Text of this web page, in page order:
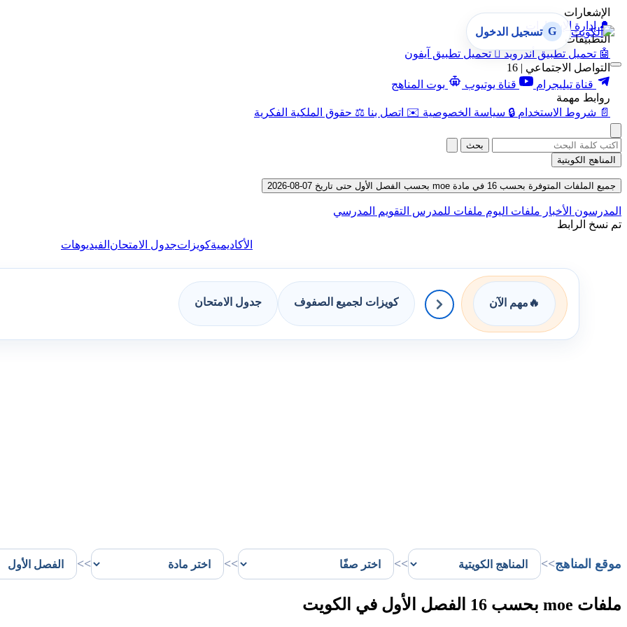
الإشعارات
🔔 إدارة الإشعارات
التطبيقات
🤖 تحميل تطبيق أندرويد  تحميل تطبيق آيفون
التواصل الاجتماعي | 16
قناة تيليجرام
قناة يوتيوب
بوت المناهج
روابط مهمة
📄 شروط الاستخدام 🔒 سياسة الخصوصية ✉️ اتصل بنا ⚖️ حقوق الملكية الفكرية
G تسجيل الدخول
بحث
المناهج الكويتية
جميع الملفات المتوفرة بحسب 16 في مادة moe بحسب الفصل الأول حتى تاريخ 07-08-2026
المدرسون الأخبار ملفات اليوم ملفات للمدرس التقويم المدرسي
تم نسخ الرابط
الأكاديميةكويزاتجدول الامتحان الفيديوهات
🔥 مهم الآن كويزات لجميع الصفوف جدول الامتحان
موقع المناهج>>
>>
>>
>>
ملفات moe بحسب 16 الفصل الأول في الكويت